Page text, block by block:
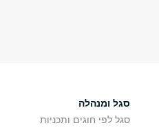
סגל ומנהלה
סגל לפי חוגים ותכניות